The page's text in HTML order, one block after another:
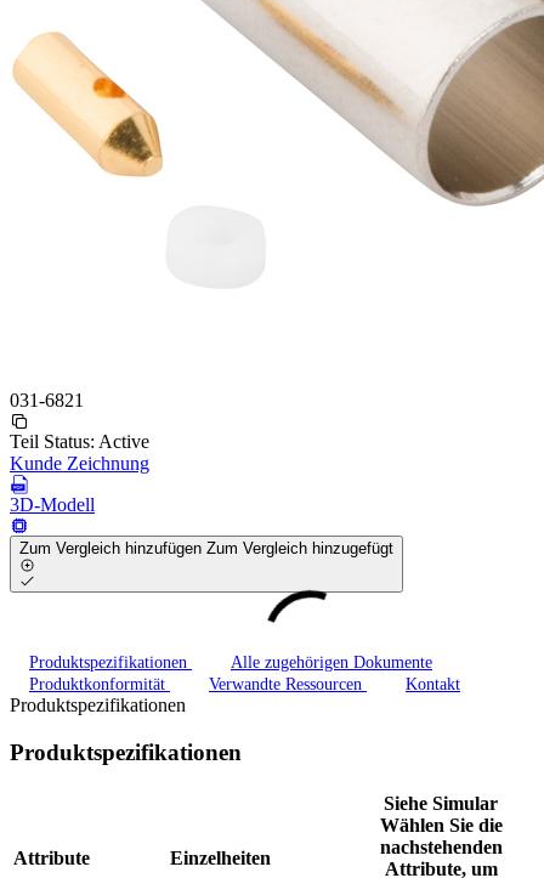
031-6821
Teil Status: Active
Kunde Zeichnung
3D-Modell
Zum Vergleich hinzufügen Zum Vergleich hinzugefügt
Produktspezifikationen
Alle zugehörigen Dokumente
Produktkonformität
Verwandte Ressourcen Kontakt
Produktspezifikationen
Produktspezifikationen
Attribute Einzelheiten
Siehe Simular
Wählen Sie die
nachstehenden
Attribute, um